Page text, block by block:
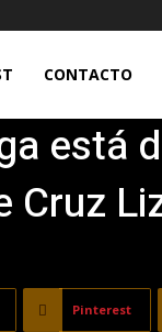
CONTACTO
está
Pinterest